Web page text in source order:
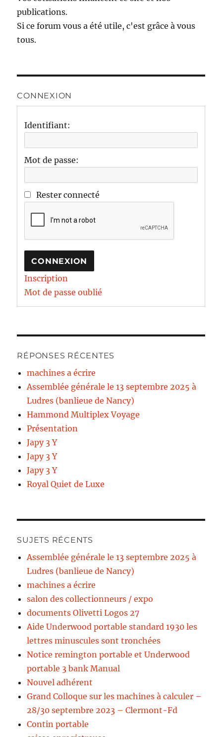
publications.
Si ce forum vous a été utile, c'est grâce à vous
tous.
CONNEXION
Identifiant:
Mot de passe:
Rester connecté
CONNEXION
Inscription
Mot de passe oublié
RÉPONSES RÉCENTES
machines a écrire
Assemblée générale le 13 septembre 2025 à
Ludres (banlieue de Nancy)
Hammond Multiplex Voyage
Présentation
Japy 3 Y
Japy 3 Y
Japy 3 Y
Royal Quiet de Luxe
SUJETS RÉCENTS
Assemblée générale le 13 septembre 2025 à
Ludres (banlieue de Nancy)
machines a écrire
salon des collectionneurs / expo
documents Olivetti Logos 27
Aide Underwood portable standard 1930 les
lettres minuscules sont tronchées
Notice remington portable et Underwood
portable 3 bank Manual
Nouvel adhérent
Grand Colloque sur les machines à calculer –
28/30 septembre 2023 – Clermont-Fd
Contin portable